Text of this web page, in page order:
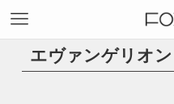
エヴァンゲリオン